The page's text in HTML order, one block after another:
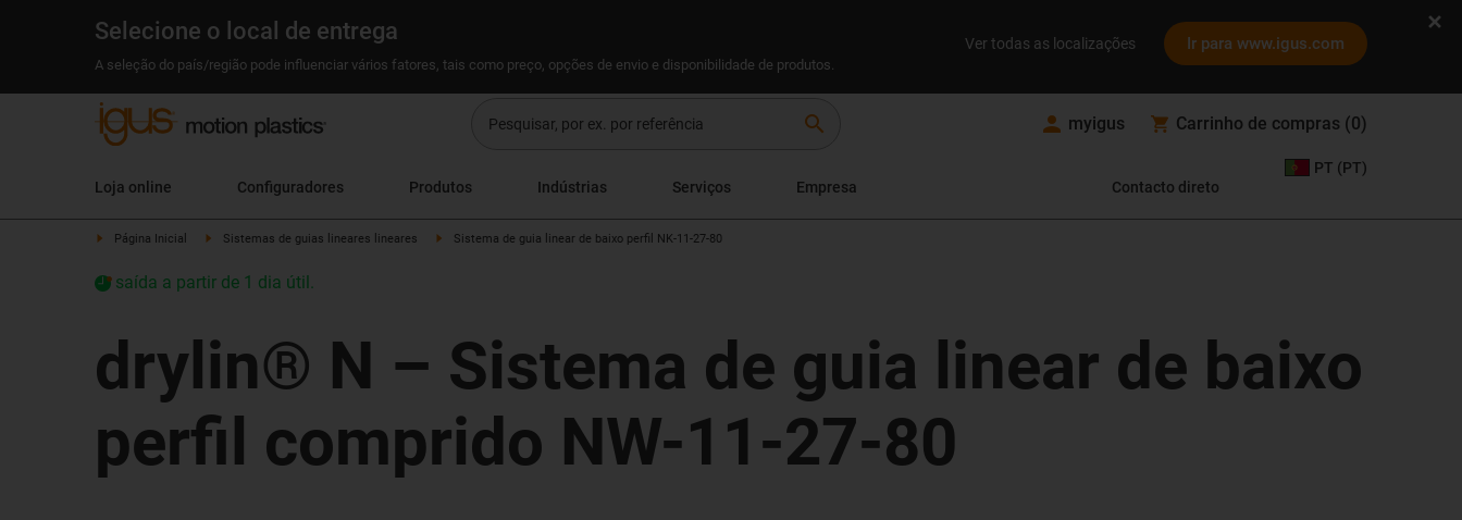
Selecione o local de entrega
A seleção do país/região pode influenciar vários fatores, tais como preço, opções de envio e disponibilidade de produtos.
Ver todas as localizações Ir para www.igus.com
search myigus Carrinho de compras (0)
Loja online Configuradores Produtos Indústrias Serviços Empresa Contacto direto
PT (PT)
Página Inicial Sistemas de guias lineares lineares Sistema de guia linear de baixo perfil NK-11-27-80
saída a partir de 1 dia útil.
drylin® N – Sistema de guia linear de baixo
perfil comprido NW-11-27-80